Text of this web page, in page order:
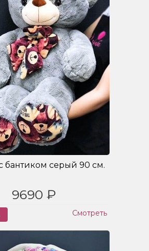
бантиком серый 90 см.
9690 ₽
Смотреть